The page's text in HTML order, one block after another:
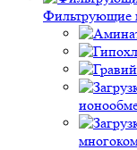
Фильтрующие